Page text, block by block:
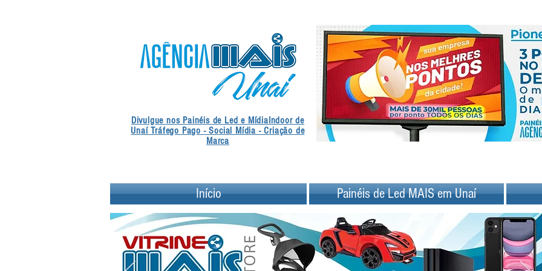
Divulgue nos Painéis de Led e MídiaIndoor de
Unaí Tráfego Pago - Social Mídia - Criação de
Marca
.
.
Início Painéis de Led MAIS em Unaí